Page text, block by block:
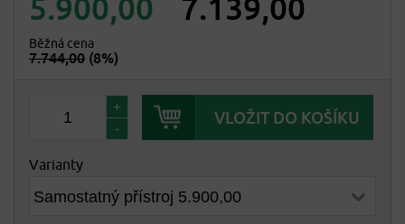
Běžná cena
7.744,00 (8%)
+
-
Varianty